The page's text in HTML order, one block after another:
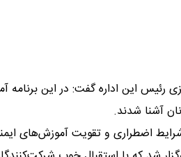
بحران و پدافند غیر عامل منطقه ۸، مهرشاد نویزی رئیس
اضطراری و تقویت آموزش‌های